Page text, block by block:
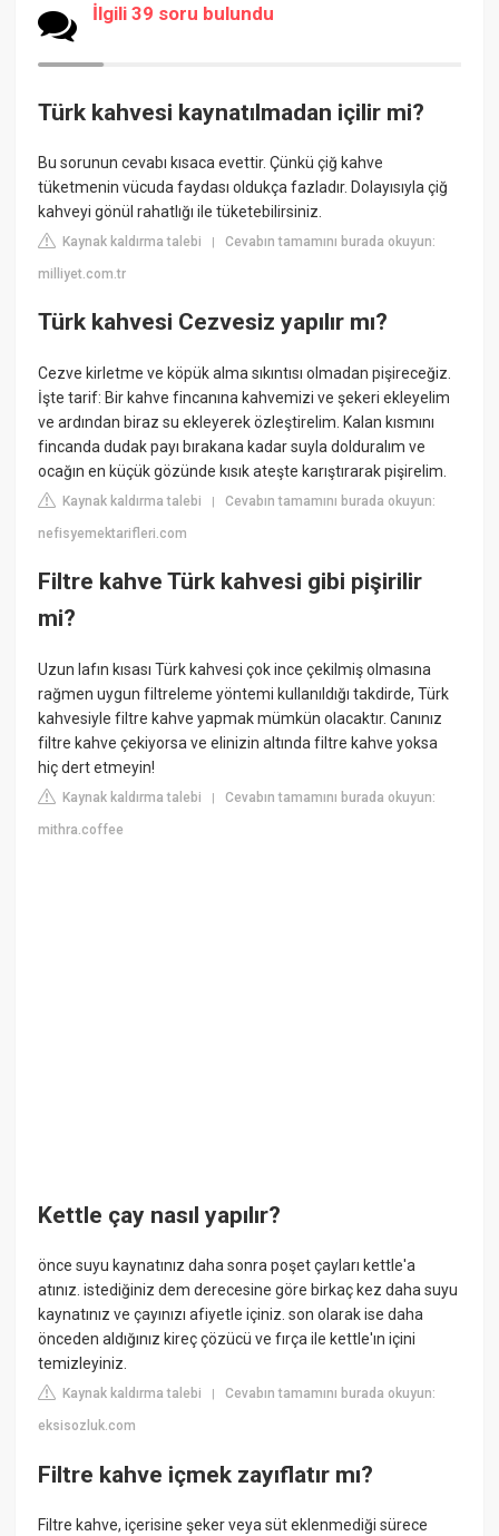
İlgili 39 soru bulundu
Türk kahvesi kaynatılmadan içilir mi?
Bu sorunun cevabı kısaca evettir. Çünkü çiğ kahve
tüketmenin vücuda faydası oldukça fazladır. Dolayısıyla çiğ
kahveyi gönül rahatlığı ile tüketebilirsiniz.
Kaynak kaldırma talebi |Cevabın tamamını burada okuyun:
milliyet.com.tr
Türk kahvesi Cezvesiz yapılır mı?
Cezve kirletme ve köpük alma sıkıntısı olmadan pişireceğiz.
İşte tarif: Bir kahve fincanına kahvemizi ve şekeri ekleyelim
ve ardından biraz su ekleyerek özleştirelim. Kalan kısmını
fincanda dudak payı bırakana kadar suyla dolduralım ve
ocağın en küçük gözünde kısık ateşte karıştırarak pişirelim.
Kaynak kaldırma talebi |Cevabın tamamını burada okuyun:
nefisyemektarifleri.com
Filtre kahve Türk kahvesi gibi pişirilir
mi?
Uzun lafın kısası Türk kahvesi çok ince çekilmiş olmasına
rağmen uygun filtreleme yöntemi kullanıldığı takdirde, Türk
kahvesiyle filtre kahve yapmak mümkün olacaktır. Canınız
filtre kahve çekiyorsa ve elinizin altında filtre kahve yoksa
hiç dert etmeyin!
Kaynak kaldırma talebi |Cevabın tamamını burada okuyun:
mithra.coffee
Kettle çay nasıl yapılır?
önce suyu kaynatınız daha sonra poşet çayları kettle'a
atınız. istediğiniz dem derecesine göre birkaç kez daha suyu
kaynatınız ve çayınızı afiyetle içiniz. son olarak ise daha
önceden aldığınız kireç çözücü ve fırça ile kettle'ın içini
temizleyiniz.
Kaynak kaldırma talebi |Cevabın tamamını burada okuyun:
eksisozluk.com
Filtre kahve içmek zayıflatır mı?
Filtre kahve, içerisine şeker veya süt eklenmediği sürece